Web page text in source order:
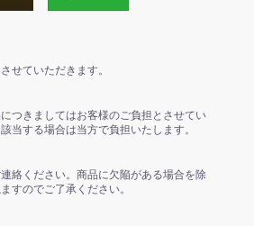
せていただきます。
つきましてはお客様のご負担とさせてい
当する場合は当方で負担いたします。
絡ください。商品に欠陥がある場合を除
すのでご了承ください。